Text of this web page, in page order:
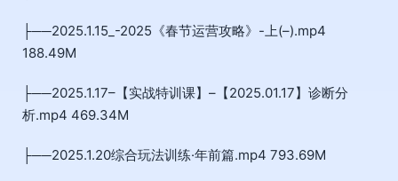
├──2025.1.15_-2025《春节运营攻略》-上(–).mp4
188.49M
├──2025.1.17–【实战特训课】–【2025.01.17】诊断分
析.mp4 469.34M
├──2025.1.20综合玩法训练·年前篇.mp4 793.69M